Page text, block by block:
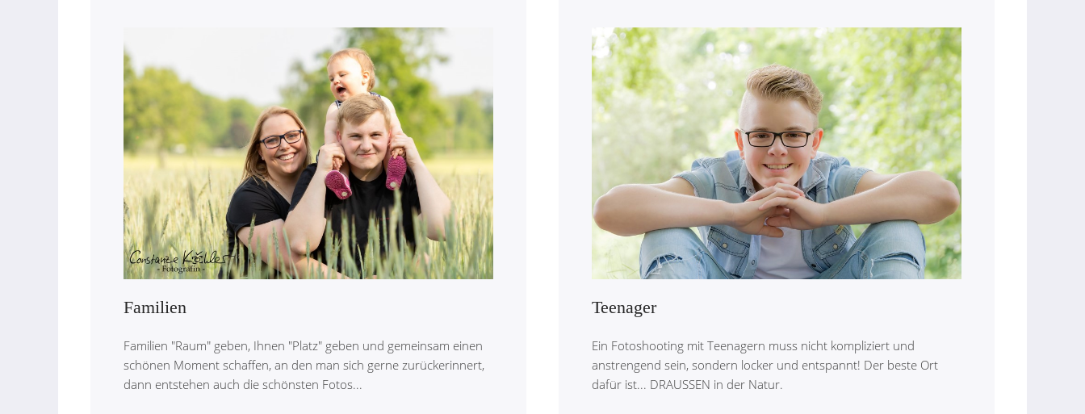
Familien
Familien "Raum" geben, Ihnen "Platz" geben und gemeinsam einen
schönen Moment schaffen, an den man sich gerne zurückerinnert,
dann entstehen auch die schönsten Fotos...
Teenager
Ein Fotoshooting mit Teenagern muss nicht kompliziert und
anstrengend sein, sondern locker und entspannt! Der beste Ort
dafür ist... DRAUSSEN in der Natur.